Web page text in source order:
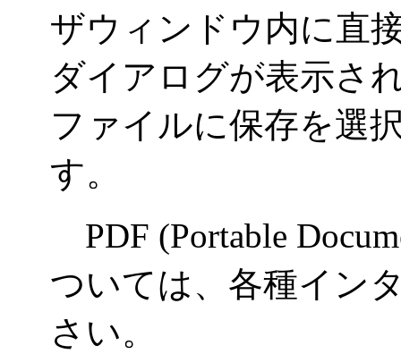
ザウィンドウ内に直
ダイアログが表示さ
ファイルに保存を選
す。
PDF (Portable
ついては、各種イン
さい。